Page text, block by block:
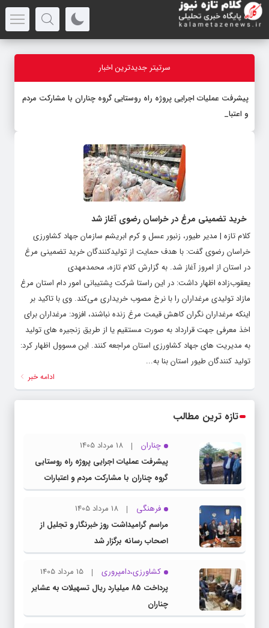
سرتیتر جدیدترین اخبار
پیشرفت عملیات اجرایی پروژه راه روستایی گروه چناران با مشارکت مردم
و اعتبارات
خرید تضمینی مرغ در خراسان رضوی آغاز شد
کلام تازه | مدیر طیور، زنبور عسل و کرم ابریشم سازمان جهاد کشاورزی
خراسان رضوی گفت: با هدف حمایت از تولیدکنندگان خرید تضمینی مرغ
در استان از امروز آغاز شد. به گزارش کلام تازه، محمدمهدی
یعقوب‌زاده اظهار داشت: در این راستا شرکت پشتیبانی امور دام استان مرغ
مازاد تولیدی مرغداران را با نرخ مصوب خریداری می‌کند. وی با تاکید بر
اینکه مرغداران نگران کاهش قیمت مرغ زنده نباشند، افزود: مرغداران برای
اخذ معرفی جهت قرارداد به صورت مستقیم یا از طریق زنجیره های تولید
به مدیریت های جهاد کشاورزی استان مراجعه کنند. این مسوول اظهار کرد:
تولید کنندگان طیور استان بنا به...
ادامه خبر
تازه ترین مطالب
چناران
18 مرداد 1405
پیشرفت عملیات اجرایی پروژه راه روستایی
گروه چناران با مشارکت مردم و اعتبارات
دولتی
فرهنگی
18 مرداد 1405
مراسم گرامیداشت روز خبرنگار و تجلیل از
اصحاب رسانه برگزار شد
کشاورزی،دامپروری
15 مرداد 1405
پرداخت ۸۵ میلیارد ریال تسهیلات به عشایر
چناران